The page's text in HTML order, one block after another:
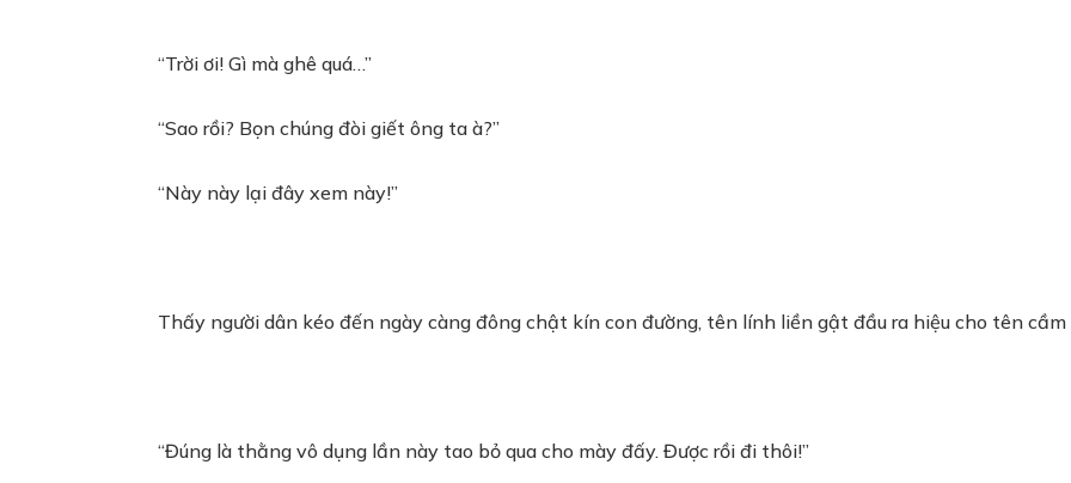
“Trời ơi! Gì mà ghê quá…”
“Sao rồi? Bọn chúng đòi giết ông ta à?”
“Này này lại đây xem này!”
Thấy người dân kéo đến ngày càng đông chật kín con đường, tên lính liền gật đầu ra hiệu cho tên
“Đúng là thằng vô dụng lần này tao bỏ qua cho mày đấy. Được rồi đi thôi!”